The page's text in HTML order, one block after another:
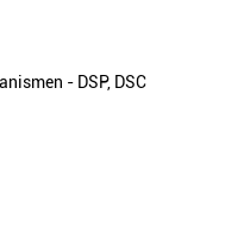
- DSP, DSC